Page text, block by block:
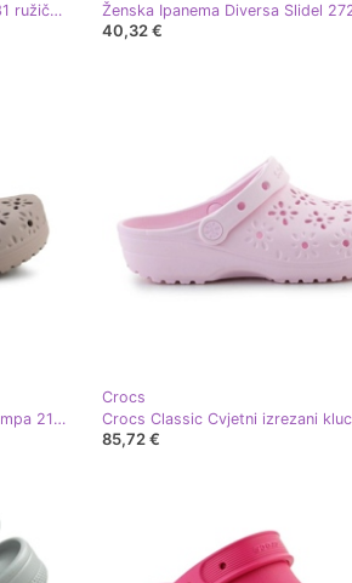
Ipanema anatv papuče 83583Be631 ružičasta
40,32 €
Crocs Classic Cvjetna izrezana klompa 210927-214 bež
Crocs
85,72 €